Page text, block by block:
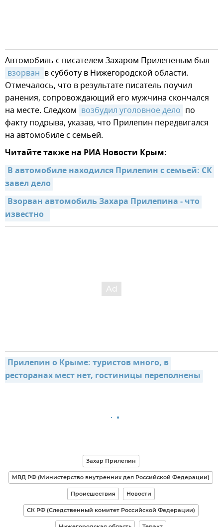
Автомобиль с писателем Захаром Прилепеным был
взорван в субботу в Нижегородской области.
Отмечалось, что в результате писатель поучил
ранения, сопровождающий его мужчина скончался
на месте. Следком возбудил уголовное дело по
факту подрыва, указав, что Прилепин передвигался
на автомобиле с семьей.
Читайте также на РИА Новости Крым:
В автомобиле находился Прилепин с семьей: СК
завел дело
Взорван автомобиль Захара Прилепина - что
известно
Прилепин о Крыме: туристов много, в
ресторанах мест нет, гостиницы переполнены
Захар Прилепин
МВД РФ (Министерство внутренних дел Российской Федерации)
Происшествия Новости
СК РФ (Следственный комитет Российской Федерации)